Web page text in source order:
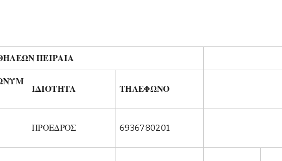
ΠΕΙΡΑΙΑ
ΙΔΙΟΤΗΤΑ ΤΗΛΕΦΩΝΟ
ΠΡΟΕΔΡΟΣ 6936780201